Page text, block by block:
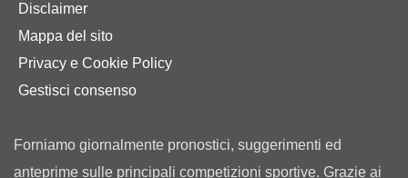
Disclaimer
Mappa del sito
Privacy e Cookie Policy
Gestisci consenso
Forniamo giornalmente pronostici, suggerimenti ed
anteprime sulle principali competizioni sportive. Grazie ai